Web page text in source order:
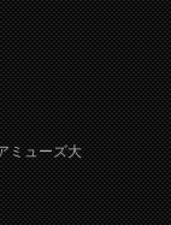
ミューズ大